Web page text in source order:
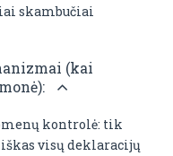
skambučiai
(kai
kontrolė: tik
visų deklaracijų